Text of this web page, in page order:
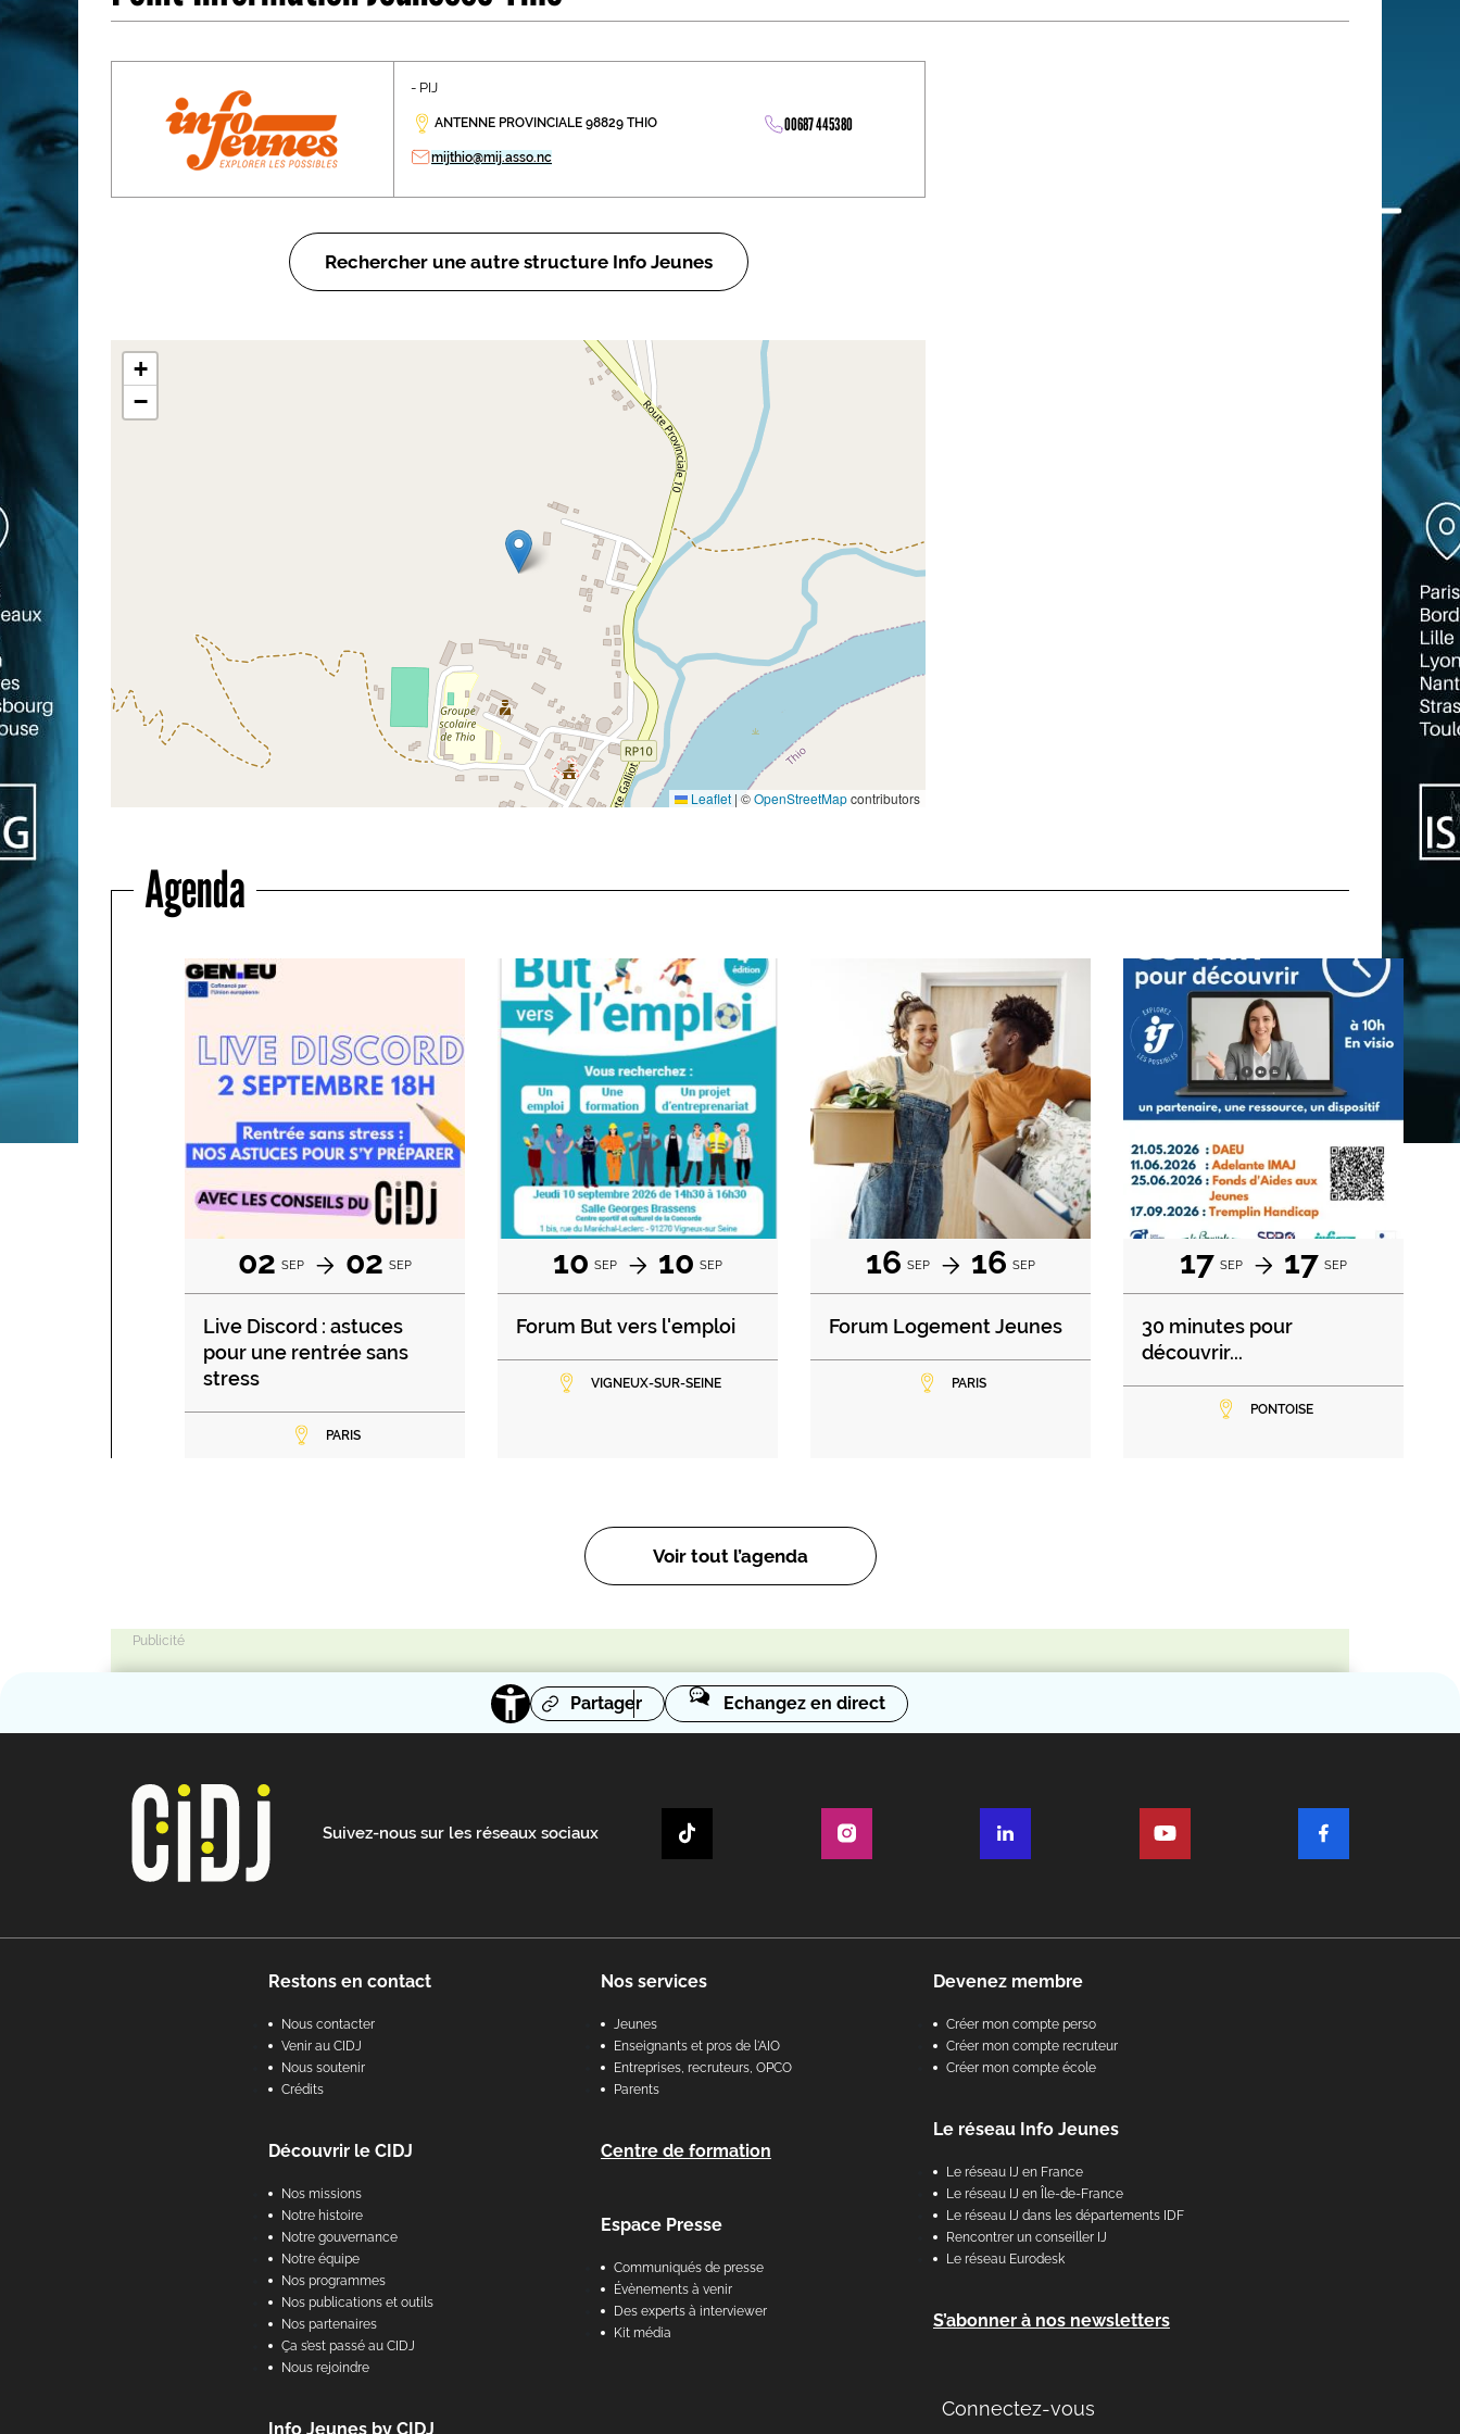
Les écoles se présentent
Avec nos focus diplômes
Avec nos focus métiers
Ses démarches
Découvrir le monde
- PIJ
ANTENNE PROVINCIALE 98829 THIO 00687 445380
mijthio@mij.asso.nc
Rechercher une autre structure Info Jeunes
+
−
Leaflet | ©OpenStreetMapcontributors
Agenda
02 SEP 02 SEP
Live Discord : astuces
pour une rentrée sans
stress
PARIS
10 SEP 10 SEP
Forum But vers l'emploi
VIGNEUX-SUR-SEINE
16 SEP 16 SEP
Forum Logement Jeunes
PARIS
17 SEP 17 SEP
30 minutes pour
découvrir...
PONTOISE
Voir tout l’agenda
Partager Echangez en direct
Suivez-nous sur les réseaux sociaux
Restons en contact
Nous contacter
Venir au CIDJ
Nous soutenir
Crédits
Découvrir le CIDJ
Nos missions
Notre histoire
Notre gouvernance
Notre équipe
Nos programmes
Nos publications et outils
Nos partenaires
Ça s’est passé au CIDJ
Nous rejoindre
Info Jeunes by CIDJ
Nos services
Jeunes
Enseignants et pros de l'AIO
Entreprises, recruteurs, OPCO
Parents
Centre de formation
Espace Presse
Communiqués de presse
Évènements à venir
Des experts à interviewer
Kit média
Devenez membre
Créer mon compte perso
Créer mon compte recruteur
Créer mon compte école
Le réseau Info Jeunes
Le réseau IJ en France
Le réseau IJ en Île-de-France
Le réseau IJ dans les départements IDF
Rencontrer un conseiller IJ
Le réseau Eurodesk
S’abonner à nos newsletters
Connectez-vous